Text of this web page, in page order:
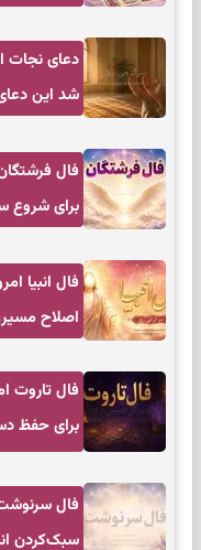
دعای نجات
شد این دعای
برای شروع
اصلاح
برای حفظ
سبک‌کردن